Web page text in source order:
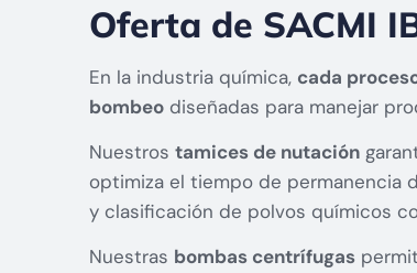
Oferta de SACMI
En la industria química, cada
bombeodiseñadas para manejar
Nuestros tamices de nutación
optimiza el tiempo de permanencia
y clasificación de polvos químicos
Nuestras bombas centrífugas